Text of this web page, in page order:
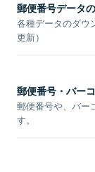
郵便番号データ
各種データのダウ
更新）
郵便番号・バー
郵便番号や、バー
す。